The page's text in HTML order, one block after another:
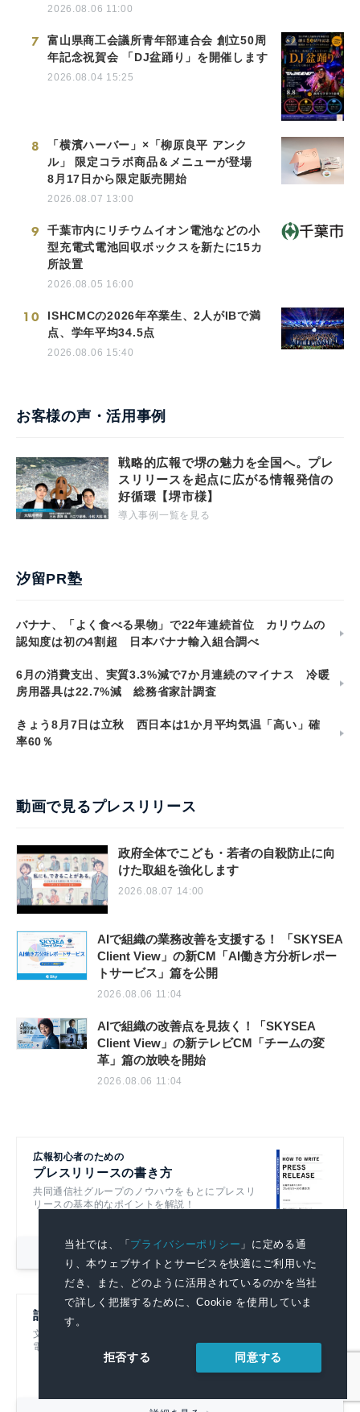
当社では、「プライバシーポリシー 」に定める通
り、本ウェブサイトとサービスを快適にご利用いた
だき、また、どのように活用されているのかを当社
で詳しく把握するために、Cookie を使用していま
す。
拒否する 同意する
2026.08.06 11:00
7
富山県商工会議所青年部連合会 創立50周
年記念祝賀会 「DJ盆踊り」を開催します
2026.08.04 15:25
8
「横濱ハーバー」×「柳原良平 アンク
ル」 限定コラボ商品＆メニューが登場
8月17日から限定販売開始
2026.08.07 13:00
9
千葉市内にリチウムイオン電池などの小
型充電式電池回収ボックスを新たに15カ
所設置
2026.08.05 16:00
10
ISHCMCの2026年卒業生、2人がIBで満
点、学年平均34.5点
2026.08.06 15:40
お客様の声・活用事例
戦略的広報で堺の魅力を全国へ。プレ
スリリースを起点に広がる情報発信の
好循環【堺市様】
導入事例一覧を見る
汐留PR塾
バナナ、「よく食べる果物」で22年連続首位 カリウムの
認知度は初の4割超 日本バナナ輸入組合調べ
6月の消費支出、実質3.3%減で7か月連続のマイナス 冷暖
房用器具は22.7%減 総務省家計調査
きょう8月7日は立秋 西日本は1か月平均気温「高い」確
率60％
動画で見るプレスリリース
政府全体でこども・若者の自殺防止に向
けた取組を強化します
2026.08.07 14:00
AIで組織の業務改善を支援する！ 「SKYSEA
Client View」の新CM「AI働き方分析レポー
トサービス」篇を公開
2026.08.06 11:04
AIで組織の改善点を見抜く！「SKYSEA
Client View」の新テレビCM「チームの変
革」篇の放映を開始
2026.08.06 11:04
広報初心者のための
プレスリリースの書き方
共同通信社グループのノウハウをもとにプレスリ
リースの基本的なポイントを解説！
詳細を見る
記者ハンドブック第14版
文書を書くすべての人におすすめです！
電子書籍も発売中！